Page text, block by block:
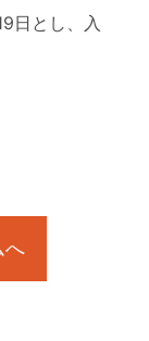
日とし、入
へ